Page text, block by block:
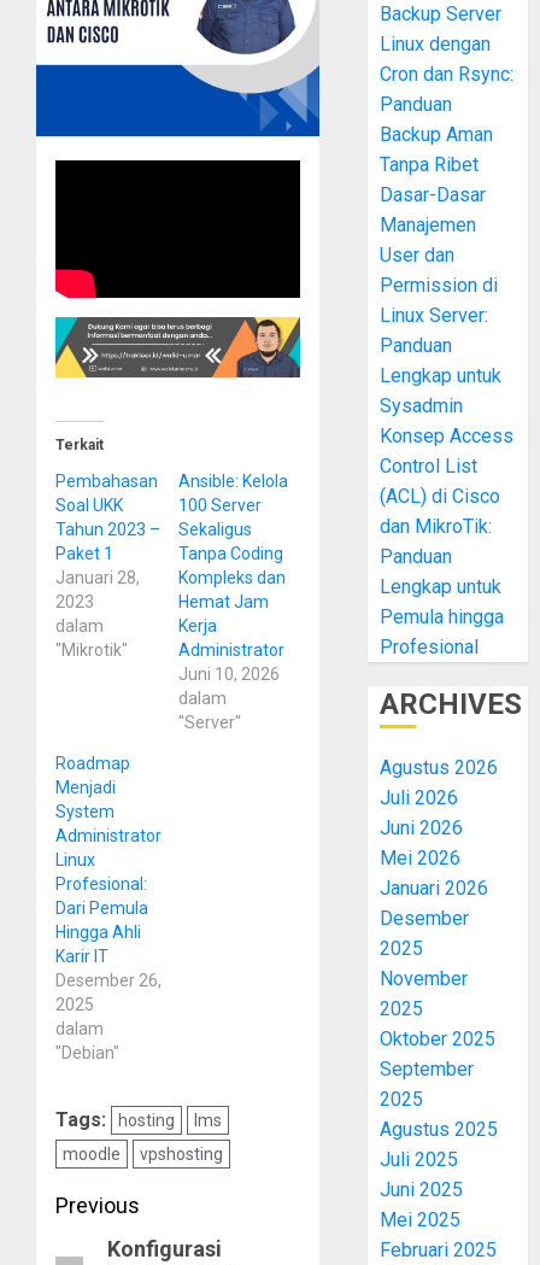
Terkait
Pembahasan
Soal UKK
Tahun 2023 –
Paket 1
Januari 28,
2023
dalam
"Mikrotik"
Ansible: Kelola
100 Server
Sekaligus
Tanpa Coding
Kompleks dan
Hemat Jam
Kerja
Administrator
Juni 10, 2026
dalam
"Server"
Roadmap
Menjadi
System
Administrator
Linux
Profesional:
Dari Pemula
Hingga Ahli
Karir IT
Desember 26,
2025
dalam
"Debian"
Tags: hosting
lms
moodle
vpshosting
Post
Previous
PreviousKonfigurasi
Backup Server
Linux dengan
Cron dan Rsync:
Panduan
Backup Aman
Tanpa Ribet
Dasar-Dasar
Manajemen
User dan
Permission di
Linux Server:
Panduan
Lengkap untuk
Sysadmin
Konsep Access
Control List
(ACL) di Cisco
dan MikroTik:
Panduan
Lengkap untuk
Pemula hingga
Profesional
ARCHIVES
Agustus 2026
Juli 2026
Juni 2026
Mei 2026
Januari 2026
Desember
2025
November
2025
Oktober 2025
September
2025
Agustus 2025
Juli 2025
Juni 2025
Mei 2025
Februari 2025